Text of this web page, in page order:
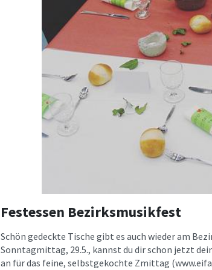
Festessen Bezirksmusikfest
Schön gedeckte Tische gibt es auch wieder am
Sonntagmittag, 29.5., kannst du dir schon jetzt
an für das feine, selbstgekochte Zmittag